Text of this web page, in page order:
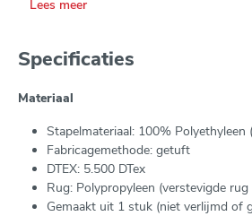
Lees meer
Specificaties
Materiaal
Stapelmateriaal: 100% Polyethyleen
Fabricagemethode: getuft
DTEX: 5.500 DTex
Rug: Polypropyleen (verstevigde rug
Gemaakt uit 1 stuk (niet verlijmd of